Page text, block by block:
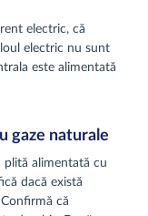
electric, că
electric nu sunt
este alimentată
gaze naturale
plită alimentată cu
dacă există
că